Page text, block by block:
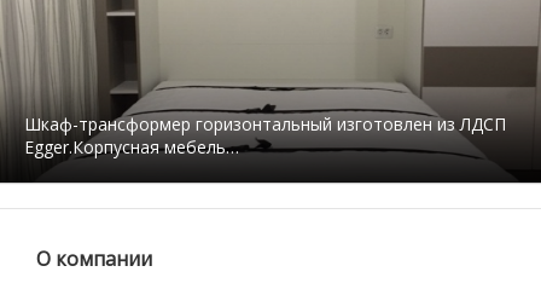
Шкаф-трансформер горизонтальный изготовлен из ЛДСП
Egger.Корпусная мебель…
О компании